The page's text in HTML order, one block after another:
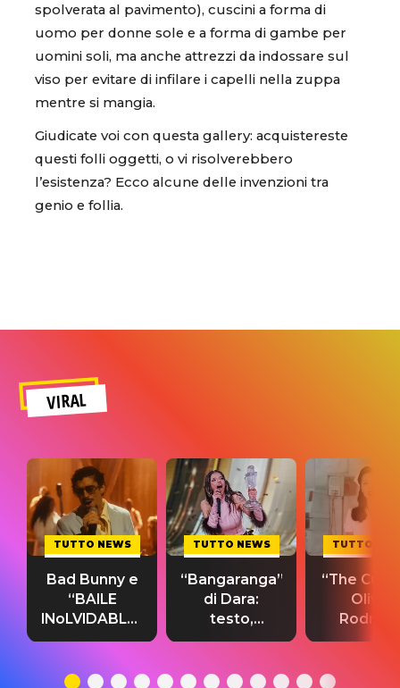
spolverata al pavimento), cuscini a forma di
uomo per donne sole e a forma di gambe per
uomini soli, ma anche attrezzi da indossare sul
viso per evitare di infilare i capelli nella zuppa
mentre si mangia.
Giudicate voi con questa gallery: acquistereste
questi folli oggetti, o vi risolverebbero
l’esistenza? Ecco alcune delle invenzioni tra
genio e follia.
VIRAL
TUTTO NEWS
Bad Bunny e
“BAILE
INoLVIDABLE”:
testo,
significato
TUTTO NEWS
“Bangaranga”
di Dara:
testo,
traduzione e
del singolo
TUTTO
“The
Olivia
testo,